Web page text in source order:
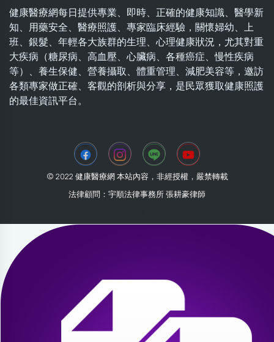
健康醫療網每日提供專業、即時、正確的健康知識、醫學新
知、用藥安全、醫療照護、專家臨床經驗，關懷婦幼、上
班、銀髮、年輕各大族群的生理、心理健康狀況，尤其對重
大疾病（糖尿病、高血壓、心臟病、各種癌症、慢性疾病
等）、養生保健、營養攝取、體重管理、減肥美容等，邀訪
各類專家做正確、客觀的剖析與分享，是民眾獲取健康照護
的最佳資訊平台。
© 2022 健康醫療網 本站內容，非經授權，嚴禁轉載
法律顧問：宇順法律事務所 張耕豪律師